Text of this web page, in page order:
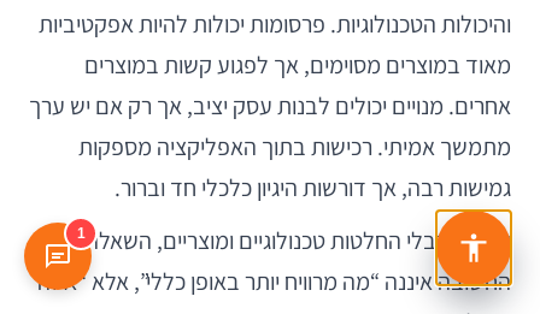
והיכולות הטכנולוגיות. פרסומות יכולות להיות אפקטיביות
מאוד במוצרים מסוימים, אך לפגוע קשות במוצרים
אחרים. מנויים יכולים לבנות עסק יציב, אך רק אם יש ערך
מתמשך אמיתי. רכישות בתוך האפליקציה מספקות
גמישות רבה, אך דורשות היגיון כלכלי חד וברור.
עבור מקבלי החלטות טכנולוגיים ומוצריים, השאלה
החשובה איננה “מה מרוויח יותר באופן כללי”, אלא “איזה
1